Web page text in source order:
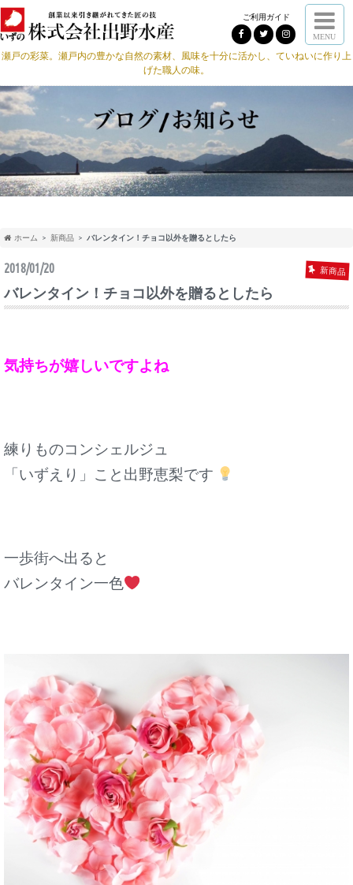
ご利用ガイド
MENU
瀬戸の彩菜。瀬戸内の豊かな自然の素材、風味を十分に活かし、ていねいに作り上
げた職人の味。
ホーム 新商品 バレンタイン！チョコ以外を贈るとしたら
2018/01/20 新商品
バレンタイン！チョコ以外を贈るとしたら
気持ちが嬉しいですよね
練りものコンシェルジュ
「いずえり」こと出野恵梨です
一歩街へ出ると
バレンタイン一色